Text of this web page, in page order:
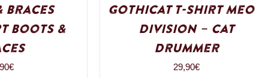
Braces
Boots &
€
Gothicat T-Shirt
Division – Cat
Drummer
29,90€